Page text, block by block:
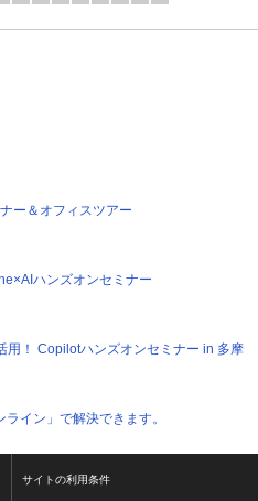
ー＆オフィスツアー
ハンズオンセミナー
用！ Copilotハンズオンセミナー in 多摩
イン」で解決できます。
サイトの利用条件